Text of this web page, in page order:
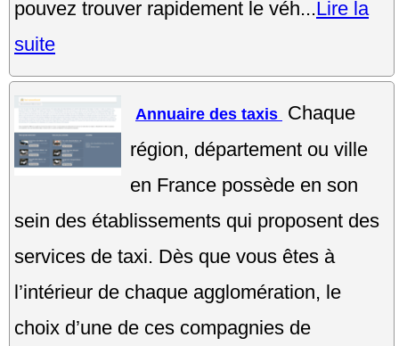
pouvez trouver rapidement le véh...Lire la
suite
Annuaire des taxis Chaque
région, département ou ville
en France possède en son
sein des établissements qui proposent des
services de taxi. Dès que vous êtes à
l’intérieur de chaque agglomération, le
choix d’une de ces compagnies de